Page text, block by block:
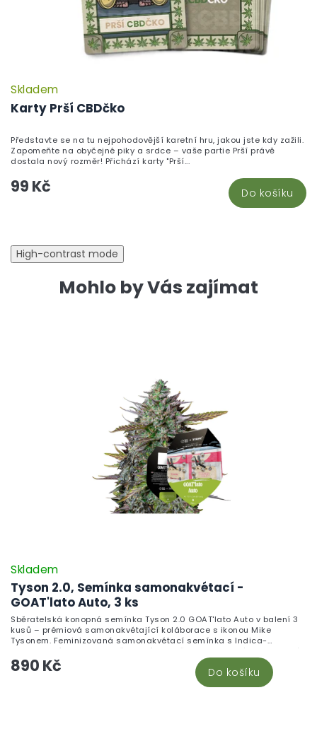
Karty Prší CBDčko
Skladem
99 Kč Do košíku
Představte se na tu nejpohodovější karetní hru, jakou jste kdy zažili.
Zapomeňte na obyčejné piky a srdce – vaše partie Prší právě
dostala nový rozměr! Přichází karty "Prší...
High-contrast mode
Mohlo by Vás zajímat
Tyson 2.0, Semínka samonakvétací -
GOAT'lato Auto, 3 ks
Skladem
890 Kč Do košíku
Sběratelská konopná semínka Tyson 2.0 GOAT'lato Auto v balení 3
kusů – prémiová samonakvétající koláborace s ikonou Mike
Tysonem. Feminizovaná samonakvétací semínka s Indica-
dominantní genetikou. Určena výhradně pro botanické a genetické
kolekce nadšenců. Není určena k pěstování.